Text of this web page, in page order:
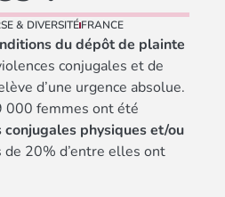
& DIVERSITÉFRANCE
du dépôt de plainte
conjugales et de
d’une urgence absolue.
000 femmes ont été
physiques et/ou
de 20% d’entre elles ont